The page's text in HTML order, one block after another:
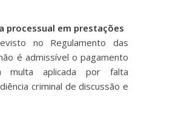
processual em prestações
no Regulamento das
é admissível o pagamento
multa aplicada por falta
criminal de discussão e